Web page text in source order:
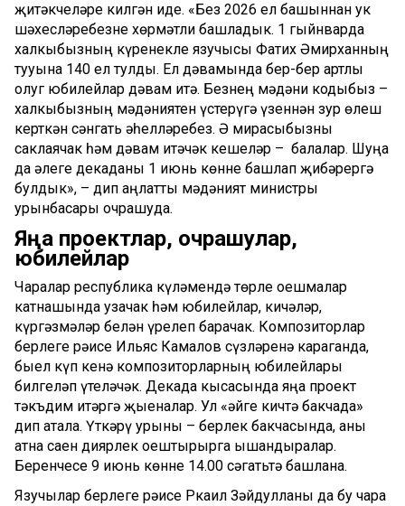
җитәкчеләре килгән иде. «Без 2026 ел башыннан ук
шәхесләребезне хөрмәтли башладык. 1 гыйнварда
халкыбызның күренекле язучысы Фатих Әмирханның
тууына 140 ел тулды. Ел дәвамында бер-бер артлы
олуг юбилейлар дәвам итә. Безнең мәдәни кодыбыз –
халкыбызның мәдәниятен үстерүгә үзеннән зур өлеш
керткән сәнгать әһелләребез. Ә мирасыбызны
саклаячак һәм дәвам итәчәк кешеләр – балалар. Шуңа
да әлеге декаданы 1 июнь көнне башлап җибәрергә
булдык», – дип аңлатты мәдәният министры
урынбасары очрашуда.
Яңа проектлар, очрашулар,
юбилейлар
Чаралар республика күләмендә төрле оешмалар
катнашында узачак һәм юбилейлар, кичәләр,
күргәзмәләр белән үрелеп барачак. Композиторлар
берлеге рәисе Ильяс Камалов сүзләренә караганда,
быел күп кенә композиторларның юбилейлары
билгеләп үтеләчәк. Декада кысасында яңа проект
тәкъдим итәргә җыеналар. Ул «Җәйге кичтә бакчада»
дип атала. Үткәрү урыны – берлек бакчасында, аны
атна саен диярлек оештырырга ышандыралар.
Беренчесе 9 июнь көнне 14.00 сәгатьтә башлана.
Язучылар берлеге рәисе Ркаил Зәйдулланы да бу чара